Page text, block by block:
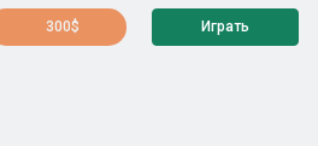
300$ Играть